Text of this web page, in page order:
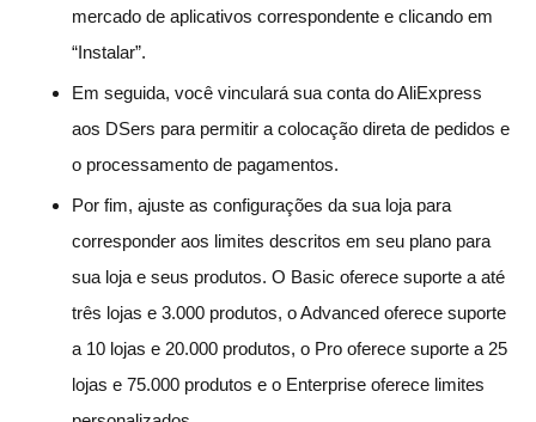
mercado de aplicativos correspondente e clicando em
“Instalar”.
Em seguida, você vinculará sua conta do AliExpress
aos DSers para permitir a colocação direta de pedidos e
o processamento de pagamentos.
Por fim, ajuste as configurações da sua loja para
corresponder aos limites descritos em seu plano para
sua loja e seus produtos. O Basic oferece suporte a até
três lojas e 3.000 produtos, o Advanced oferece suporte
a 10 lojas e 20.000 produtos, o Pro oferece suporte a 25
lojas e 75.000 produtos e o Enterprise oferece limites